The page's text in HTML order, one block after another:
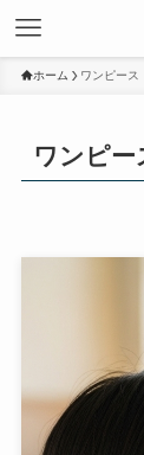
ホーム ワンピース
ワンピー